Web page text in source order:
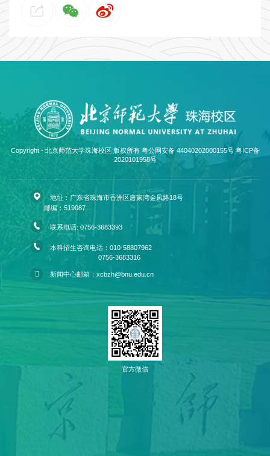
Copyright - 北京师范大学珠海校区 版权所有 粤公网安备 44040202000155号 粤ICP备
2020101958号
地址：广东省珠海市香洲区唐家湾金凤路18号
邮编：519087
联系电话: 0756-3683393
本科招生咨询电话：010-58807962
0756-3683316
新闻中心邮箱：xcbzh@bnu.edu.cn
官方微信